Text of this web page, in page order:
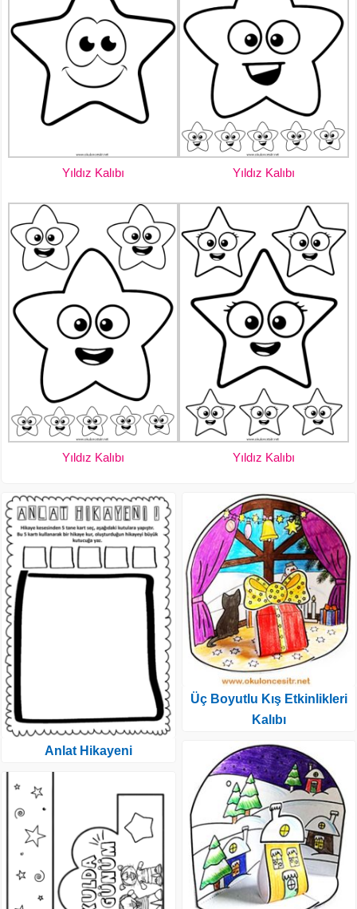
Yıldız Kalıbı Yıldız Kalıbı
Yıldız Kalıbı Yıldız Kalıbı
Anlat Hikayeni
Üç Boyutlu Kış Etkinlikleri
Kalıbı